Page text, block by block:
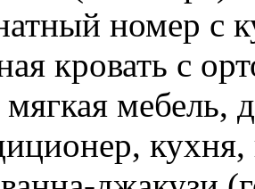
номер с
кровать с
мебель,
кухня,